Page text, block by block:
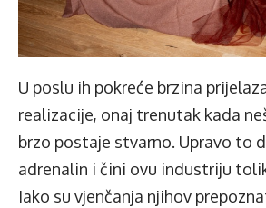
U poslu ih pokreće brzina
realizacije, onaj trenutak kada
brzo postaje stvarno. Upravo to
adrenalin i čini ovu industriju
Iako su vjenčanja njihov